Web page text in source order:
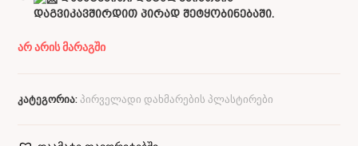
დაგვიკავშირდით პირად შეტყობინებაში.
არ არის მარაგში
კატეგორია:პირველადი დახმარების პლასტირები